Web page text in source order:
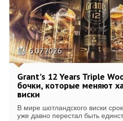
6.07.2026
Grant's 12 Years Triple
бочки, которые меняют
виски
В мире шотландского виски
уже давно перестал быть